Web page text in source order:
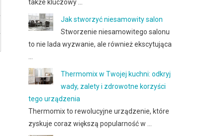
także kluczowy …
Jak stworzyć niesamowity salon
Stworzenie niesamowitego salonu
to nie lada wyzwanie, ale również ekscytująca
Thermomix w Twojej kuchni: odkryj
wady, zalety i zdrowotne korzyści
tego urządzenia
Thermomix to rewolucyjne urządzenie, które
zyskuje coraz większą popularność w …